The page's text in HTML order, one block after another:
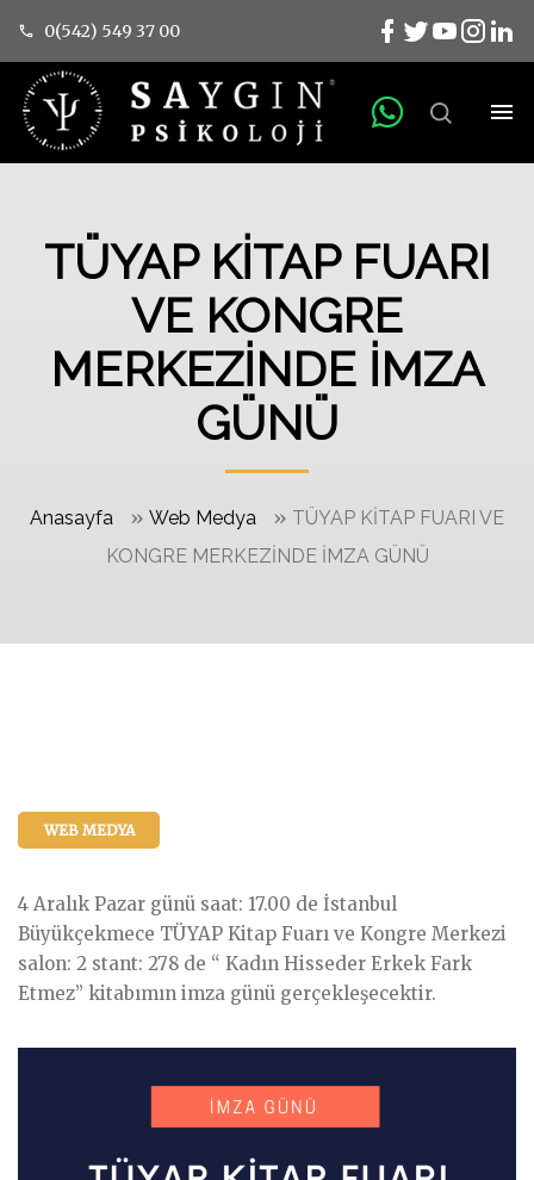
0(542) 549 37 00
TÜYAP KİTAP FUARI
VE KONGRE
MERKEZİNDE İMZA
GÜNÜ
Anasayfa » Web Medya » TÜYAP KİTAP FUARI VE
KONGRE MERKEZİNDE İMZA GÜNÜ
WEB MEDYA
4 Aralık Pazar günü saat: 17.00 de İstanbul
Büyükçekmece TÜYAP Kitap Fuarı ve Kongre Merkezi
salon: 2 stant: 278 de “ Kadın Hisseder Erkek Fark
Etmez” kitabımın imza günü gerçekleşecektir.